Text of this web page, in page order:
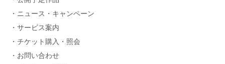
ニュース・キャンペーン
サービス案内
チケット購入・照会
お問い合わせ